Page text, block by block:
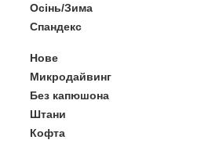
Осінь/Зима
Спандекс
Нове
Микродайвинг
Без капюшона
Штани
Кофта